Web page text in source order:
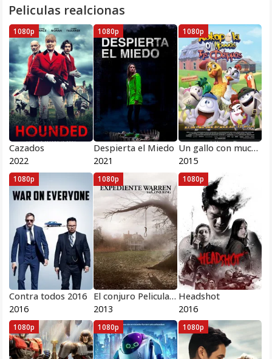
Peliculas realcionas
Cazados
2022
1080p
Despierta el Miedo
2021
1080p
Un gallo con muchos Huevos
2015
1080p
Contra todos 2016
2016
1080p
El conjuro Pelicula Completa HD 1080 [MEGA] [LATINO]
2013
1080p
Headshot
2016
1080p
1080p 1080p 1080p